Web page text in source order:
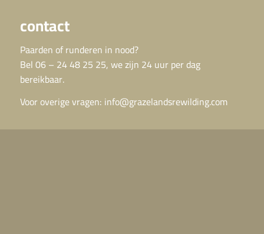
contact
Paarden of runderen in nood?
Bel 06 – 24 48 25 25, we zijn 24 uur per dag
bereikbaar.
Voor overige vragen: info@grazelandsrewilding.com